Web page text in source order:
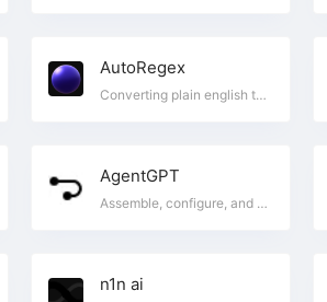
AutoRegex
Converting plain english to RegEx with Natural Language Processing
AgentGPT
Assemble, configure, and deploy autonomous AI Agents in your browser.
n1n ai